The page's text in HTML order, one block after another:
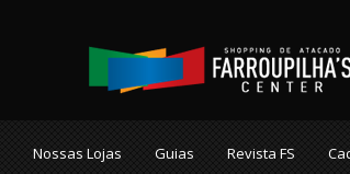
Nossas Lojas Guias Revista FS